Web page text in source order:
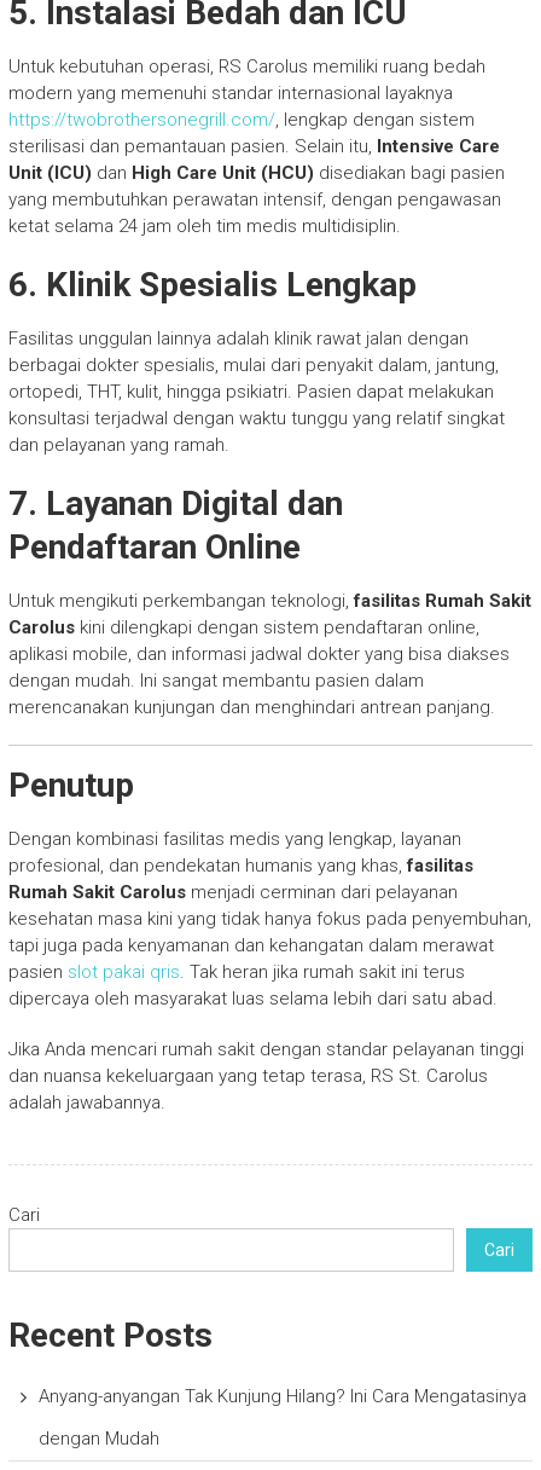
5. Instalasi Bedah dan ICU
Untuk kebutuhan operasi, RS Carolus memiliki ruang bedah
modern yang memenuhi standar internasional layaknya
https://twobrothersonegrill.com/, lengkap dengan sistem
sterilisasi dan pemantauan pasien. Selain itu, Intensive Care
Unit (ICU) dan High Care Unit (HCU) disediakan bagi pasien
yang membutuhkan perawatan intensif, dengan pengawasan
ketat selama 24 jam oleh tim medis multidisiplin.
6. Klinik Spesialis Lengkap
Fasilitas unggulan lainnya adalah klinik rawat jalan dengan
berbagai dokter spesialis, mulai dari penyakit dalam, jantung,
ortopedi, THT, kulit, hingga psikiatri. Pasien dapat melakukan
konsultasi terjadwal dengan waktu tunggu yang relatif singkat
dan pelayanan yang ramah.
7. Layanan Digital dan
Pendaftaran Online
Untuk mengikuti perkembangan teknologi,fasilitas Rumah Sakit
Caroluskini dilengkapi dengan sistem pendaftaran online,
aplikasi mobile, dan informasi jadwal dokter yang bisa diakses
dengan mudah. Ini sangat membantu pasien dalam
merencanakan kunjungan dan menghindari antrean panjang.
Penutup
Dengan kombinasi fasilitas medis yang lengkap, layanan
profesional, dan pendekatan humanis yang khas,fasilitas
Rumah Sakit Carolusmenjadi cerminan dari pelayanan
kesehatan masa kini yang tidak hanya fokus pada penyembuhan,
tapi juga pada kenyamanan dan kehangatan dalam merawat
pasien slot pakai qris. Tak heran jika rumah sakit ini terus
dipercaya oleh masyarakat luas selama lebih dari satu abad.
Jika Anda mencari rumah sakit dengan standar pelayanan tinggi
dan nuansa kekeluargaan yang tetap terasa, RS St. Carolus
adalah jawabannya.
Cari
Cari
Recent Posts
Anyang-anyangan Tak Kunjung Hilang? Ini Cara Mengatasinya
dengan Mudah